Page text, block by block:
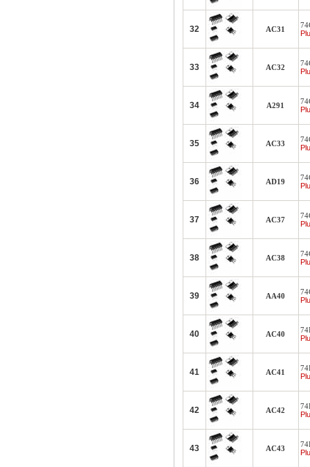
32 AC31
33 AC32
34 A291
35 AC33
36 AD19
37 AC37
38 AC38
39 AA40
40 AC40
41 AC41
42 AC42
43 AC43